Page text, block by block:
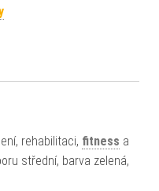
rehabilitaci, fitness a
střední, barva zelená,